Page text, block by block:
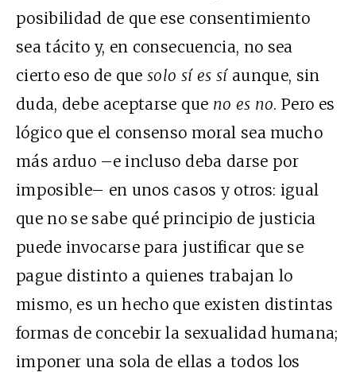
posibilidad de que ese consentimiento
sea tácito y, en consecuencia, no sea
cierto eso de quesolo sí es síaunque, sin
duda, debe aceptarse que no es no. Pero es
lógico que el consenso moral sea mucho
más arduo –e incluso deba darse por
imposible– en unos casos y otros: igual
que no se sabe qué principio de justicia
puede invocarse para justificar que se
pague distinto a quienes trabajan lo
mismo, es un hecho que existen distintas
formas de concebir la sexualidad humana;
imponer una sola de ellas a todos los